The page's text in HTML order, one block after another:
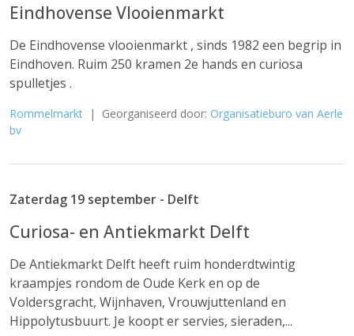
Eindhovense Vlooienmarkt
De Eindhovense vlooienmarkt , sinds 1982 een begrip in
Eindhoven. Ruim 250 kramen 2e hands en curiosa
spulletjes .
Rommelmarkt | Georganiseerd door: Organisatieburo van Aerle
bv
Zaterdag 19 september - Delft
Curiosa- en Antiekmarkt Delft
De Antiekmarkt Delft heeft ruim honderdtwintig
kraampjes rondom de Oude Kerk en op de
Voldersgracht, Wijnhaven, Vrouwjuttenland en
Hippolytusbuurt. Je koopt er servies, sieraden,...